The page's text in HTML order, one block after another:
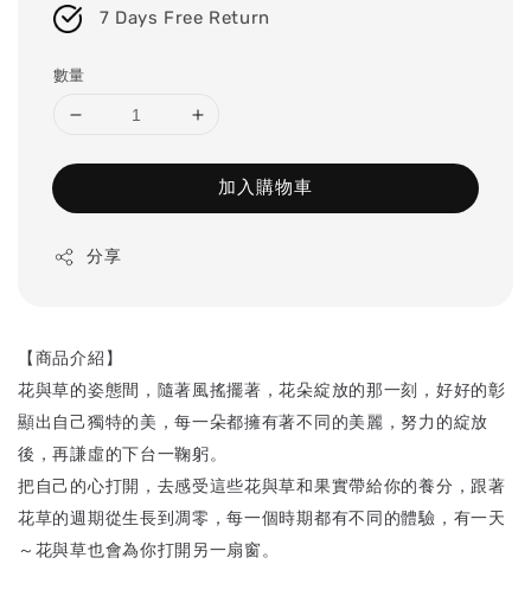
7 Days Free Return
數量
加入購物車
分享
【商品介紹】
花與草的姿態間，隨著風搖擺著，花朵綻放的那一刻，好好的彰
顯出自己獨特的美，每一朵都擁有著不同的美麗，努力的綻放
後，再謙虛的下台一鞠躬。
把自己的心打開，去感受這些花與草和果實帶給你的養分，跟著
花草的週期從生長到凋零，每一個時期都有不同的體驗，有一天
～花與草也會為你打開另一扇窗。